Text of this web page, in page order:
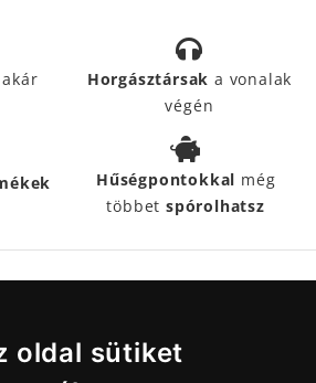
oldal sütiket
akár
Horgásztársak a vonalak
végén
Hűségpontokkal még
többetspórolhatsz
SEGÍTIK